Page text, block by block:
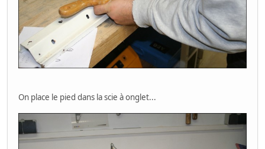
On place le pied dans la scie à onglet...